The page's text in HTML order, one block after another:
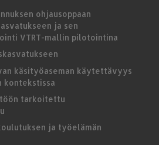
ohjausoppaan
ja sen
VTRT-mallin pilotointina
käsityöaseman käytettävyys
kontekstissa
tarkoitettu
ja työelämän